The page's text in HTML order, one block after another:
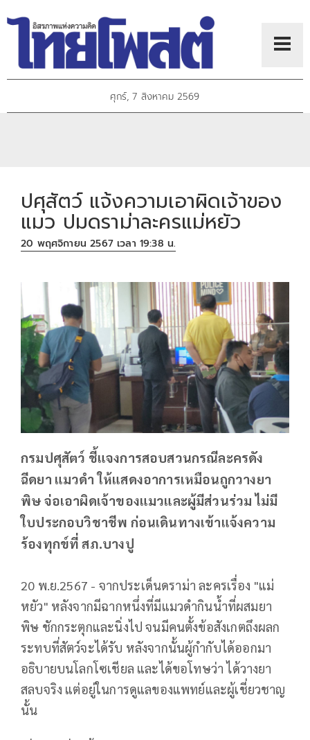
ศุกร์, 7 สิงหาคม 2569
ปศุสัตว์ แจ้งความเอาผิดเจ้าของ
แมว ปมดราม่าละครแม่หยัว
20 พฤศจิกายน 2567 เวลา 19:38 น.
กรมปศุสัตว์ ชี้แจงการสอบสวนกรณีละครดัง
ฉีดยา แมวดำ ให้แสดงอาการเหมือนถูกวางยา
พิษ จ่อเอาผิดเจ้าของแมวและผู้มีส่วนร่วม ไม่มี
ใบประกอบวิชาชีพ ก่อนเดินทางเข้าแจ้งความ
ร้องทุกข์ที่ สภ.บางปู
20 พ.ย.2567 - จากประเด็นดราม่า ละครเรื่อง "แม่
หยัว" หลังจากมีฉากหนึ่งที่มีแมวดำกินน้ำที่ผสมยา
พิษ ชักกระตุกและนิ่งไป จนมีคนตั้งข้อสังเกตถึงผลก
ระทบที่สัตว์จะได้รับ หลังจากนั้นผู้กำกับได้ออกมา
อธิบายบนโลกโซเชียล และได้ขอโทษว่า ได้วางยา
สลบจริง แต่อยู่ในการดูแลของแพทย์และผู้เชี่ยวชาญ
นั้น